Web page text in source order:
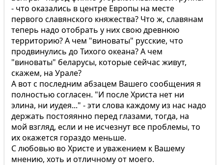
- что оказались в центре Европы на месте
первого славянского княжества? Что ж, славянам
теперь надо отобрать у них свою древнюю
территорию? А чем "виноваты" русские, что
продвинулись до Тихого океана? А чем
"виноваты" беларусы, которые сейчас живут,
скажем, на Урале?
А вот с последним абзацем Вашего сообщения я
полностью согласен. "И после Христа нет ни
элина, ни иудея..." - эти слова каждому из нас надо
держать постояянно перед глазами, тогда, на
мой взгляд, если и не исчезнут все проблемы, то
их окажется гораздо меньше.
С любовью во Христе и уважением к Вашему
мнению, хоть и отличному от моего.